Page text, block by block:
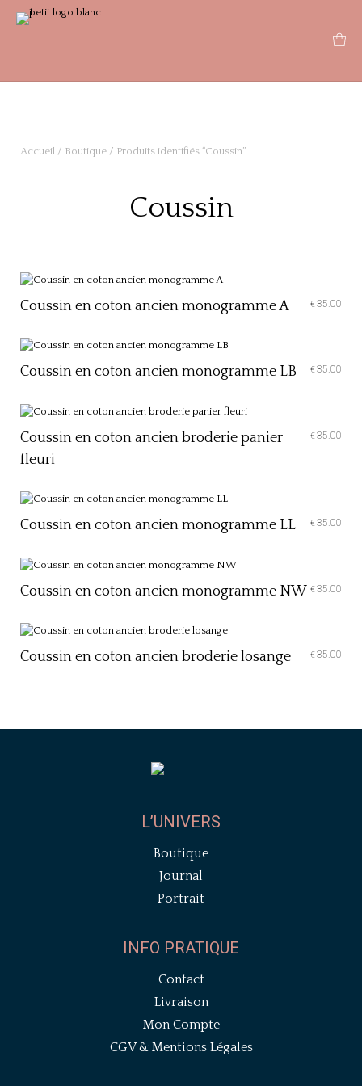
Accueil / Boutique / Produits identifiés “Coussin”
Coussin
Coussin en coton ancien monogramme A €35.00
Coussin en coton ancien monogramme LB €35.00
Coussin en coton ancien broderie panier
fleuri
€35.00
Coussin en coton ancien monogramme LL €35.00
Coussin en coton ancien monogramme NW €35.00
Coussin en coton ancien broderie losange €35.00
L’UNIVERS
Boutique
Journal
Portrait
INFO PRATIQUE
Contact
Livraison
Mon Compte
CGV & Mentions Légales